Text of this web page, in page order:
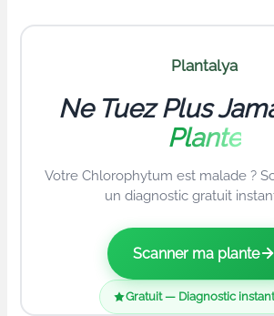
Plantalya
Ne Tuez Plus
Plante
Votre Chlorophytum est malade ?
un diagnostic gratuit
Scanner ma plante
Gratuit — Diagnostic